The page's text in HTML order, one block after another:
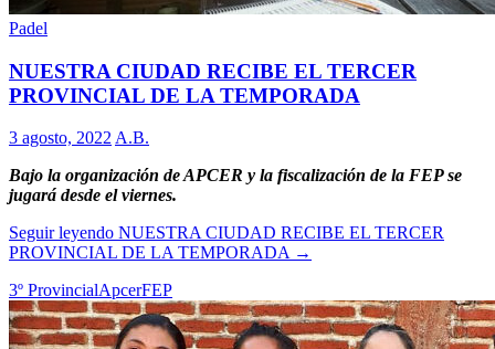
Padel
NUESTRA CIUDAD RECIBE EL TERCER
PROVINCIAL DE LA TEMPORADA
3 agosto, 2022 A.B.
Bajo la organización de APCER y la fiscalización de la FEP se
jugará desde el viernes.
Seguir leyendo NUESTRA CIUDAD RECIBE EL TERCER
PROVINCIAL DE LA TEMPORADA →
3º ProvincialApcerFEP